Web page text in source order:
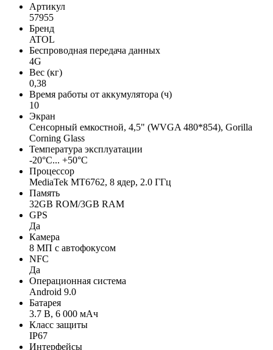
Артикул
57955
Бренд
ATOL
Беспроводная передача данных
4G
Вес (кг)
0,38
Время работы от аккумулятора (ч)
10
Экран
Сенсорный емкостной, 4,5" (WVGA 480*854), Gorilla
Corning Glass
Температура эксплуатации
-20°C... +50°C
Процессор
MediaTek MT6762, 8 ядер, 2.0 ГГц
Память
32GB ROM/3GB RAM
GPS
Да
Камера
8 МП с автофокусом
NFC
Да
Операционная система
Android 9.0
Батарея
3.7 В, 6 000 мАч
Класс защиты
IP67
Интерфейсы